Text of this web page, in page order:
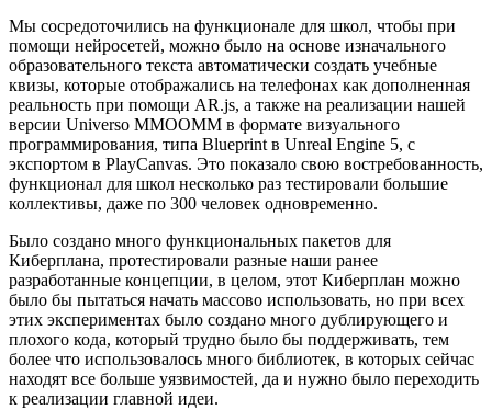
Мы сосредоточились на функционале для школ, чтобы при
помощи нейросетей, можно было на основе изначального
образовательного текста автоматически создать учебные
квизы, которые отображались на телефонах как дополненная
реальность при помощи AR.js, а также на реализации нашей
версии Universo MMOOMM в формате визуального
программирования, типа Blueprint в Unreal Engine 5, с
экспортом в PlayCanvas. Это показало свою востребованность,
функционал для школ несколько раз тестировали большие
коллективы, даже по 300 человек одновременно.
Было создано много функциональных пакетов для
Киберплана, протестировали разные наши ранее
разработанные концепции, в целом, этот Киберплан можно
было бы пытаться начать массово использовать, но при всех
этих экспериментах было создано много дублирующего и
плохого кода, который трудно было бы поддерживать, тем
более что использовалось много библиотек, в которых сейчас
находят все больше уязвимостей, да и нужно было переходить
к реализации главной идеи.